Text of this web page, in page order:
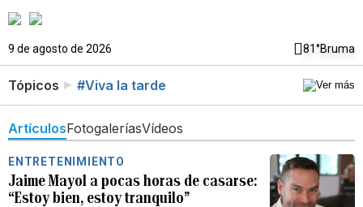
9 de agosto de 2026 81°Bruma
Tópicos #Viva la tarde
ArtículosFotogaleríasVídeos
ENTRETENIMIENTO
Jaime Mayol a pocas horas de casarse:
“Estoy bien, estoy tranquilo”